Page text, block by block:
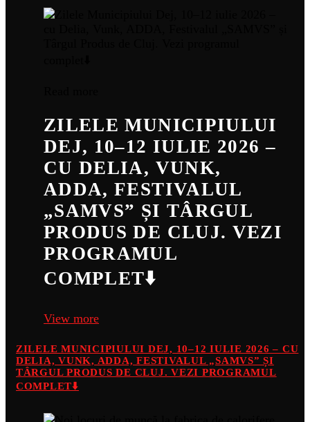
ZILELE MUNICIPIULUI
DEJ, 10–12 IULIE 2026 –
CU DELIA, VUNK,
ADDA, FESTIVALUL
„SAMVS” ȘI TÂRGUL
PRODUS DE CLUJ. VEZI
PROGRAMUL
COMPLET⬇️
View more
ZILELE MUNICIPIULUI DEJ, 10–12 IULIE 2026 – CU
DELIA, VUNK, ADDA, FESTIVALUL „SAMVS” ȘI
TÂRGUL PRODUS DE CLUJ. VEZI PROGRAMUL
COMPLET⬇️